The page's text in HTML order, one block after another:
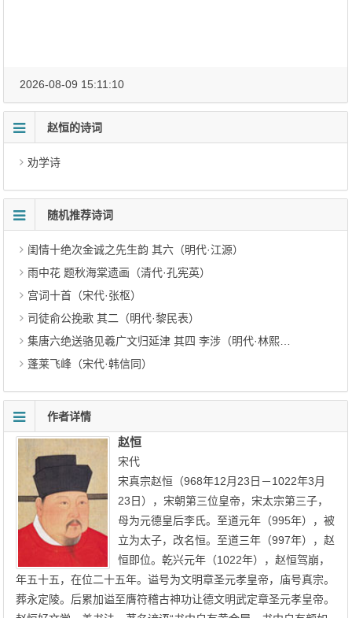
2026-08-09 15:11:10
赵恒的诗词
劝学诗
随机推荐诗词
闺情十绝次金诚之先生韵 其六（明代·江源）
雨中花 题秋海棠遗画（清代·孔宪英）
宫词十首（宋代·张枢）
司徒俞公挽歌 其二（明代·黎民表）
集唐六绝送骆见羲广文归延津 其四 李涉（明代·林熙春）
蓬莱飞峰（宋代·韩信同）
作者详情
赵恒
宋代
宋真宗赵恒（968年12月23日－1022年3月
23日），宋朝第三位皇帝，宋太宗第三子，
母为元德皇后李氏。至道元年（995年），被
立为太子，改名恒。至道三年（997年），赵
恒即位。乾兴元年（1022年），赵恒驾崩，
年五十五，在位二十五年。谥号为文明章圣元孝皇帝，庙号真宗。
葬永定陵。后累加谥至膺符稽古神功让德文明武定章圣元孝皇帝。